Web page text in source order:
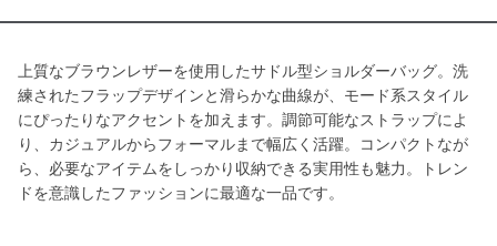
上質なブラウンレザーを使用したサドル型ショルダーバッグ。洗
練されたフラップデザインと滑らかな曲線が、モード系スタイル
にぴったりなアクセントを加えます。調節可能なストラップによ
り、カジュアルからフォーマルまで幅広く活躍。コンパクトなが
ら、必要なアイテムをしっかり収納できる実用性も魅力。トレン
ドを意識したファッションに最適な一品です。